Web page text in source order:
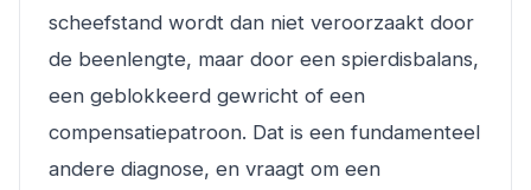
scheefstand wordt dan niet veroorzaakt door
de beenlengte, maar door een spierdisbalans,
een geblokkeerd gewricht of een
compensatiepatroon. Dat is een fundamenteel
andere diagnose, en vraagt om een